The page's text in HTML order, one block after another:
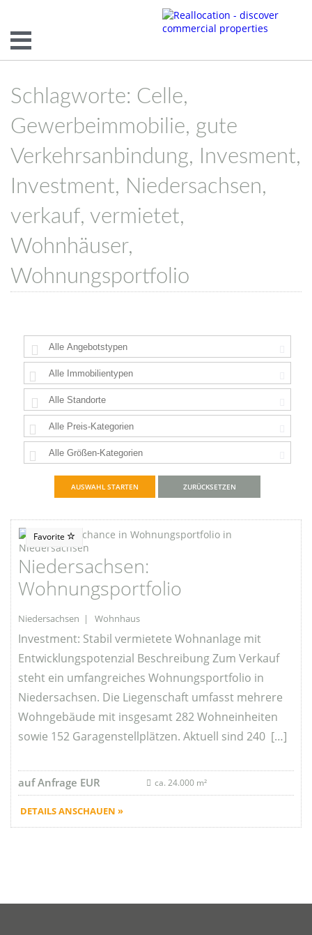
Schlagworte: Celle,
Gewerbeimmobilie, gute
Verkehrsanbindung, Invesment,
Investment, Niedersachsen,
verkauf, vermietet,
Wohnhäuser,
Wohnungsportfolio
ZURÜCKSETZEN
Favorite
Niedersachsen:
Wohnungsportfolio
Niedersachsen | Wohnhaus
Investment: Stabil vermietete Wohnanlage mit
Entwicklungspotenzial Beschreibung Zum Verkauf
steht ein umfangreiches Wohnungsportfolio in
Niedersachsen. Die Liegenschaft umfasst mehrere
Wohngebäude mit insgesamt 282 Wohneinheiten
sowie 152 Garagenstellplätzen. Aktuell sind 240 […]
auf Anfrage EUR ca. 24.000 m²
DETAILS ANSCHAUEN »